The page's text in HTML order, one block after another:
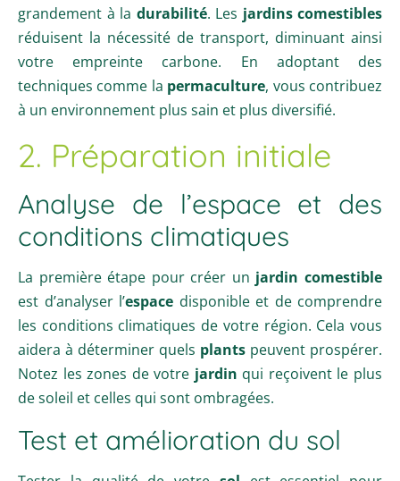
grandement à la durabilité. Les jardins comestibles
réduisent la nécessité de transport, diminuant ainsi
votre empreinte carbone. En adoptant des
techniques comme la permaculture, vous contribuez
à un environnement plus sain et plus diversifié.
2. Préparation initiale
Analyse de l’espace et des
conditions climatiques
La première étape pour créer un jardin comestible
est d’analyser l’espace disponible et de comprendre
les conditions climatiques de votre région. Cela vous
aidera à déterminer quels plants peuvent prospérer.
Notez les zones de votre jardin qui reçoivent le plus
de soleil et celles qui sont ombragées.
Test et amélioration du sol